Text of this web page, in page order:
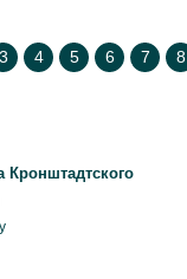
3 4 5 6 7 8
Кронштадтского